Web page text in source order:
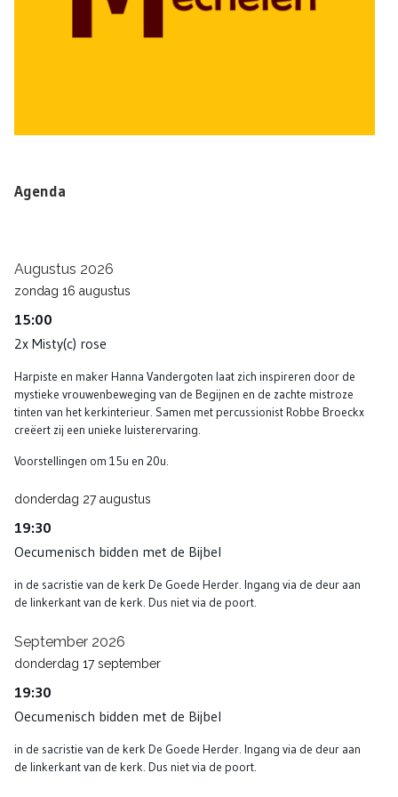
Agenda
Augustus 2026
zondag 16 augustus
15:00
2x Misty(c) rose
Harpiste en maker Hanna Vandergoten laat zich inspireren door de
mystieke vrouwenbeweging van de Begijnen en de zachte mistroze
tinten van het kerkinterieur. Samen met percussionist Robbe Broeckx
creëert zij een unieke luisterervaring.
Voorstellingen om 15u en 20u.
donderdag 27 augustus
19:30
Oecumenisch bidden met de Bijbel
in de sacristie van de kerk De Goede Herder. Ingang via de deur aan
de linkerkant van de kerk. Dus niet via de poort.
September 2026
donderdag 17 september
19:30
Oecumenisch bidden met de Bijbel
in de sacristie van de kerk De Goede Herder. Ingang via de deur aan
de linkerkant van de kerk. Dus niet via de poort.